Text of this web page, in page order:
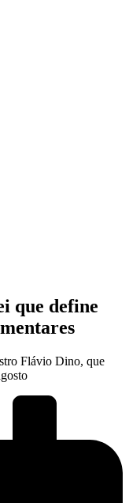
que define
Flávio Dino, que